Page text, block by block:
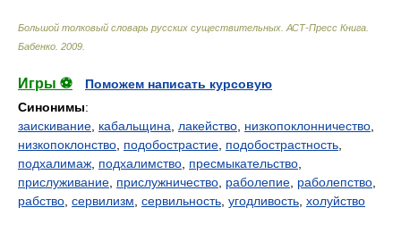
Большой толковый словарь русских существительных. АСТ-Пресс Книга
Бабенко 2009
Игры ⚽
Поможем написать курсовую
Синонимы:
заискивание кабальщина лакейство низкопоклонничество
низкопоклонство подобострастие подобострастность
подхалимаж подхалимство пресмыкательство
прислуживание прислужничество раболепие раболепство
рабство сервилизм сервильность угодливость холуйство